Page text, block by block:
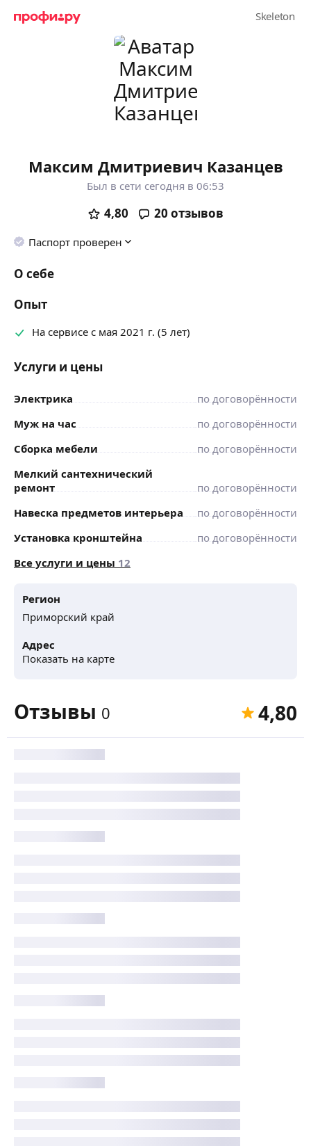
Максим Дмитриевич Казанцев
Был в сети сегодня в 06:53
4,80 20 отзывов
Паспорт проверен
О себе
Опыт
На сервисе с мая 2021 г. (5 лет)
Услуги и цены
Электрика
по договорённости
Муж на час
по договорённости
Сборка мебели
по договорённости
Мелкий сантехнический
ремонт
по договорённости
Навеска предметов интерьера
по договорённости
Установка кронштейна
по договорённости
Все услуги и цены 12
Регион
Приморский край
Адрес
Показать на карте
Отзывы 0 4,80